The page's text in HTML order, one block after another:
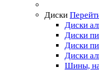
Диски
Диски
Диски
Диски
Диски
Шины,